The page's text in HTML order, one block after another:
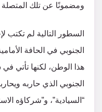
ومضمونًا عن تلك المتصلة
السطور التالية لم تكتب
الجنوبي في الحافة
هذا الوطن، لكنها تأتي
الجنوبي الذي حاربه
“السيادية”، و”شركاؤه